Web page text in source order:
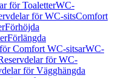
för ToaletterWC-
för WC-sitsComfort
Förhöjda
Förlängda
Comfort WC-sitsarWC-
för WC-
för Vägghängda